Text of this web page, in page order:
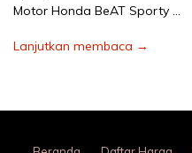
Motor Honda BeAT Sporty …
Lanjutkan membaca →